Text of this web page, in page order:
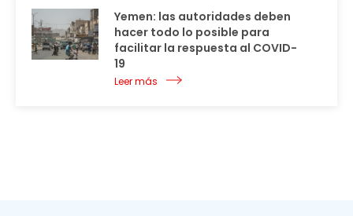
Yemen: las autoridades deben
hacer todo lo posible para
facilitar la respuesta al COVID-
19
Leer más